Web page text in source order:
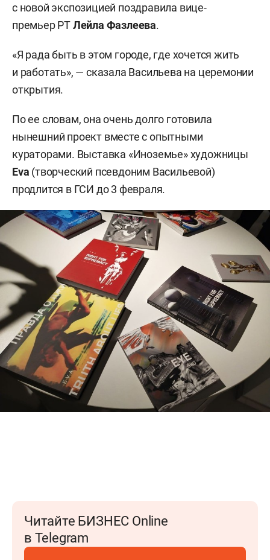
с новой экспозицией поздравила вице-
премьер РТЛейла Фазлеева.
«Я рада быть в этом городе, где хочется жить
и работать», — сказала Васильева на церемонии
открытия.
По ее словам, она очень долго готовила
нынешний проект вместе с опытными
кураторами. Выставка «Иноземье» художницы
Eva (творческий псевдоним Васильевой)
продлится в ГСИ до 3 февраля.
Читайте БИЗНЕС Online
в Telegram